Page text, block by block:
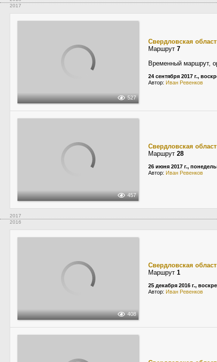
2017
527
Свердловская
Маршрут 7
Временный маршрут,
24 сентября 2017 г.,
Автор: Иван Ревенков
457
Свердловская
Маршрут 28
26 июня 2017 г.,
Автор: Иван Ревенков
2017
2016
408
Свердловская
Маршрут 1
25 декабря 2016 г.,
Автор: Иван Ревенков